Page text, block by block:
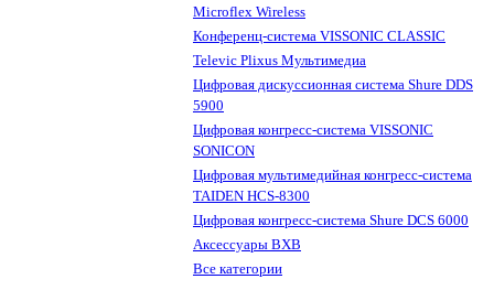
Microflex Wireless
Конференц-система VISSONIC CLASSIC
Televic Plixus Мультимедиа
Цифровая дискуссионная система Shure DDS
5900
Цифровая конгресс-система VISSONIC
SONICON
Цифровая мультимедийная конгресс-система
TAIDEN HCS-8300
Цифровая конгресс-система Shure DCS 6000
Аксессуары BXB
Все категории